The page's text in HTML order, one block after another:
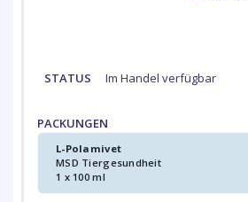
STATUS Im Handel verfügbar
PACKUNGEN
L-Polamivet
MSD Tiergesundheit
1 x 100 ml